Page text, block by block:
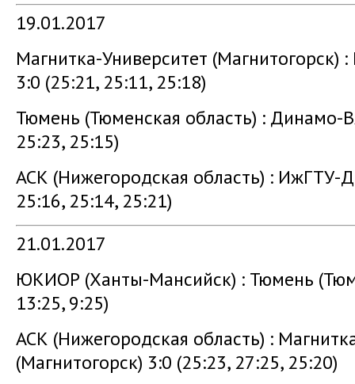
19.01.2017
Магнитка-Университет
3:0 (25:21, 25:11, 25:18)
Тюмень (Тюменская область) : Динамо-
25:23, 25:15)
АСК (Нижегородская область) : ИжГТУ-
25:16, 25:14, 25:21)
21.01.2017
ЮКИОР (Ханты-Мансийск) : Тюмень
13:25, 9:25)
АСК (Нижегородская область) :
(Магнитогорск) 3:0 (25:23, 27:25, 25:20)